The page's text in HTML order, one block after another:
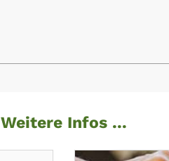
Weitere Infos ...